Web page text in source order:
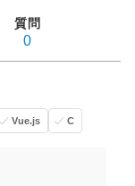
質問
0
Vue.js C